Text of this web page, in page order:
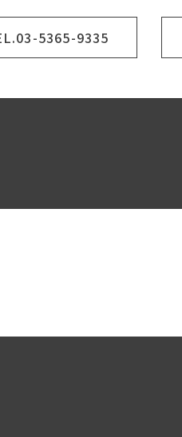
5365-9335